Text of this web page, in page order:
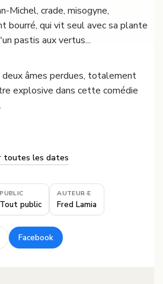
Michel, crade, misogyne,
bourré, qui vit seul avec sa plante
pastis aux vertus...
âmes perdues, totalement
explosive dans cette comédie
toutes les dates
PUBLIC
Tout public
AUTEUR·E
Fred Lamia
Facebook